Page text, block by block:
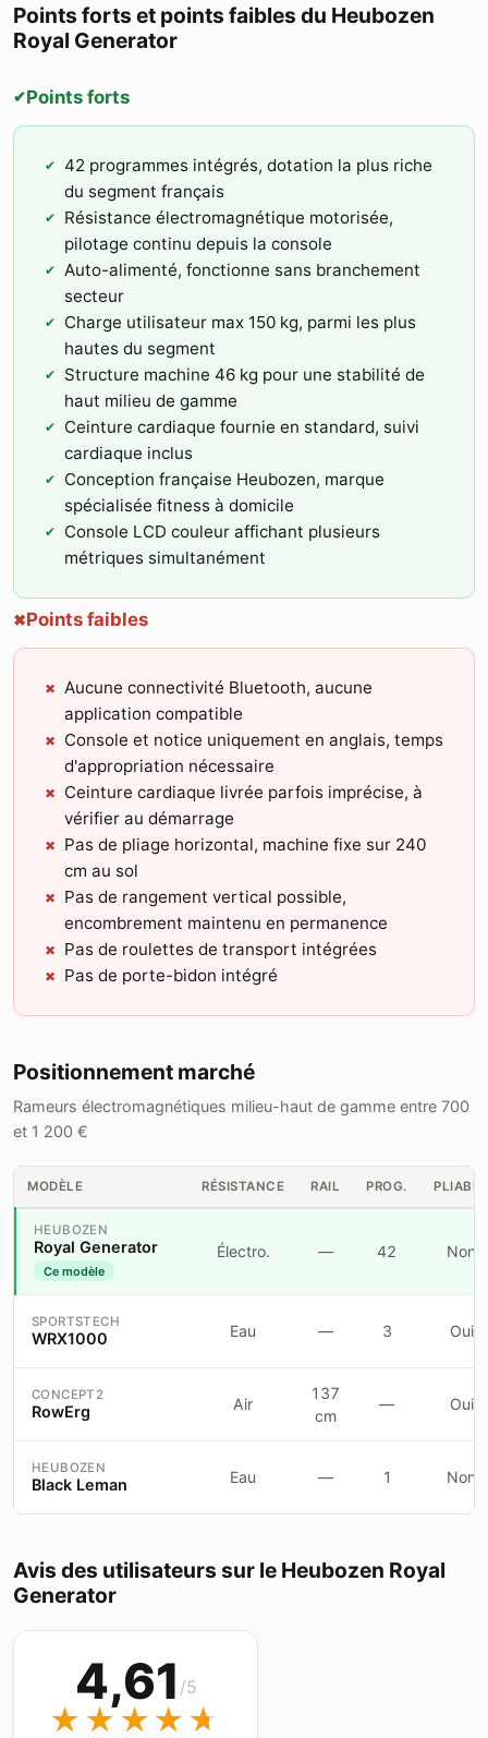
Points forts et points faibles du Heubozen
Royal Generator
✔Points forts
42 programmes intégrés, dotation la plus riche
du segment français
Résistance électromagnétique motorisée,
pilotage continu depuis la console
Auto-alimenté, fonctionne sans branchement
secteur
Charge utilisateur max 150 kg, parmi les plus
hautes du segment
Structure machine 46 kg pour une stabilité de
haut milieu de gamme
Ceinture cardiaque fournie en standard, suivi
cardiaque inclus
Conception française Heubozen, marque
spécialisée fitness à domicile
Console LCD couleur affichant plusieurs
métriques simultanément
✖Points faibles
Aucune connectivité Bluetooth, aucune
application compatible
Console et notice uniquement en anglais, temps
d'appropriation nécessaire
Ceinture cardiaque livrée parfois imprécise, à
vérifier au démarrage
Pas de pliage horizontal, machine fixe sur 240
cm au sol
Pas de rangement vertical possible,
encombrement maintenu en permanence
Pas de roulettes de transport intégrées
Pas de porte-bidon intégré
Positionnement marché
Rameurs électromagnétiques milieu-haut de gamme entre 700
et 1 200 €
MODÈLE RÉSISTANCE RAIL PROG. PLIABLE
HEUBOZEN
Royal Generator
Ce modèle
Électro. — 42 Non
SPORTSTECH
WRX1000 Eau — 3 Oui
CONCEPT2
RowErg Air
137
cm
— Oui
HEUBOZEN
Black Leman Eau — 1 Non
Avis des utilisateurs sur le Heubozen Royal
Generator
4,61 /5
★★★★★
★★★★★